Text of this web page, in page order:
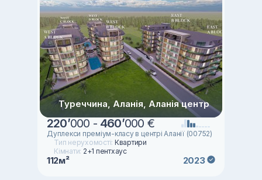
Туреччина, Аланія, Аланія центр
220’000 - 460’000 €
Дуплекси преміум-класу в центрі Аланії (00752)
Тип нерухомості: Квартири
Кімнати: 2+1 пентхаус
112м² 2023